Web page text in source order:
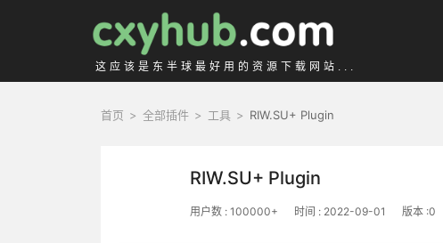
这应该是东半球最好用的资源下载网站...
首页 > 全部插件 > 工具 > RIW.SU+ Plugin
RIW.SU+ Plugin
用户数 : 100000+ 时间 : 2022-09-01 版本 :0